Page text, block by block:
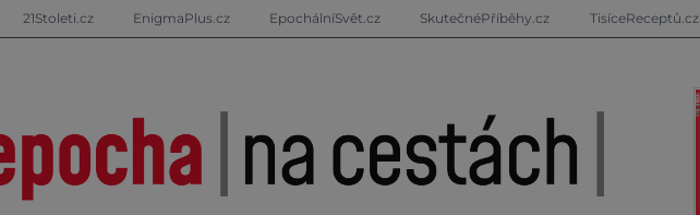
21Stoleti.cz EnigmaPlus.cz EpochálníSvět.cz SkutečnéPříběhy.cz TisíceReceptů.cz